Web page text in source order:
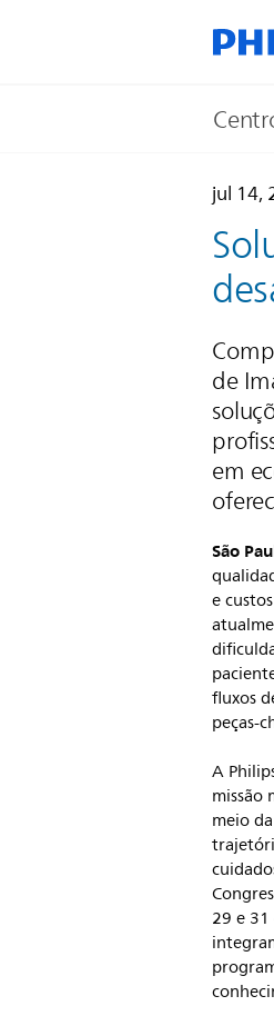
jul 14,
de
em
São
e
fluxos
peças-
A
missão
meio
29 e